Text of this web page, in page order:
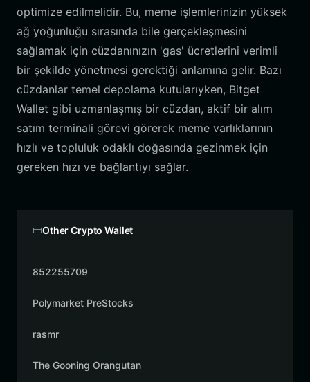
optimize edilmelidir. Bu, meme işlemlerinizin yüksek
ağ yoğunluğu sırasında bile gerçekleşmesini
sağlamak için cüzdanınızın 'gas' ücretlerini verimli
bir şekilde yönetmesi gerektiği anlamına gelir. Bazı
cüzdanlar temel depolama kutularıyken, Bitget
Wallet gibi uzmanlaşmış bir cüzdan, aktif bir alım
satım terminali görevi görerek meme varlıklarının
hızlı ve topluluk odaklı doğasında gezinmek için
gereken hızı ve bağlantıyı sağlar.
Other Crypto Wallet
852255709
Polymarket PreStocks
rasmr
The Gooning Orangutan